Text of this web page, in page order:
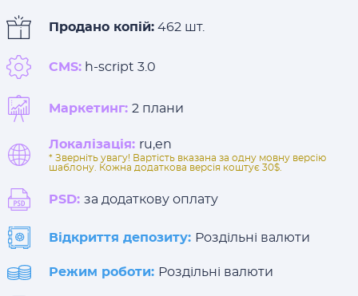
Продано копій: 462 шт.
CMS: h-script 3.0
Маркетинг: 2 плани
Локалізація: ru,en
* Зверніть увагу! Вартість вказана за одну мовну версію
шаблону. Кожна додаткова версія коштує 30$.
PSD: за додаткову оплату
Відкриття депозиту: Роздільні валюти
Режим роботи: Роздільні валюти